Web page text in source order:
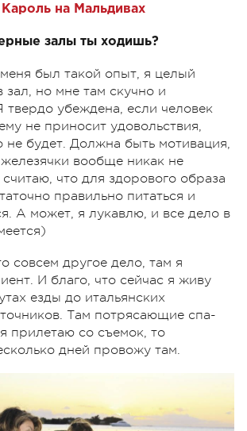
на Мальдивах
залы ты ходишь?
был такой опыт, я целый
зал, но мне там скучно и
твердо убеждена, если человек
не приносит удовольствия,
не будет. Должна быть мотивация,
вообще никак не
что для здорового образа
правильно питаться и
А может, я лукавлю, и все дело в
совсем другое дело, там я
И благо, что сейчас я живу
езды до итальянских
Там потрясающие спа-
прилетаю со съемок, то
дней провожу там.